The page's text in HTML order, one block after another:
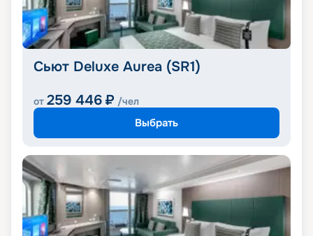
Сьют Deluxe Aurea (SR1)
от 259 446 ₽ /чел
Выбрать